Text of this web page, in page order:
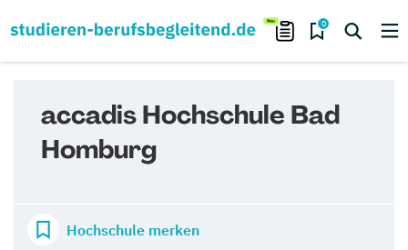
0
accadis Hochschule Bad
Homburg
Hochschule merken